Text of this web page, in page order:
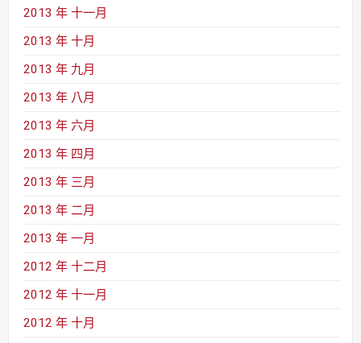
2013 年 十一月
2013 年 十月
2013 年 九月
2013 年 八月
2013 年 六月
2013 年 四月
2013 年 三月
2013 年 二月
2013 年 一月
2012 年 十二月
2012 年 十一月
2012 年 十月